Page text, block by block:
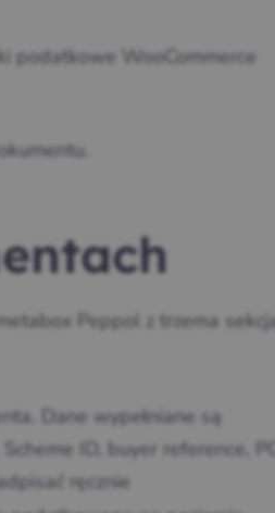
podatkowe WooCommerce
Peppol z trzema
Dane wypełniane są
ID, buyer reference,
ręcznie